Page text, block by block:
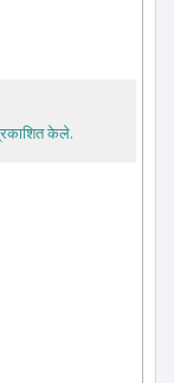
केले.